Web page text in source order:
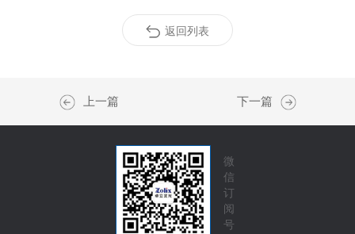
返回列表
上一篇 下一篇
微
信
订
阅
号